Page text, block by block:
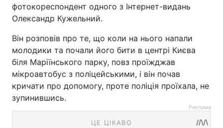
фотокореспондент одного з Інтернет-видань
Олександр Кужельний.
Він розповів про те, що коли на нього напали
молодики та почали його бити в центрі Києва
біля Маріїнського парку, повз проїжджав
мікроавтобус з поліцейськими, і він почав
кричати про допомогу, проте поліція проїхала, не
зупинившись.
Реклама